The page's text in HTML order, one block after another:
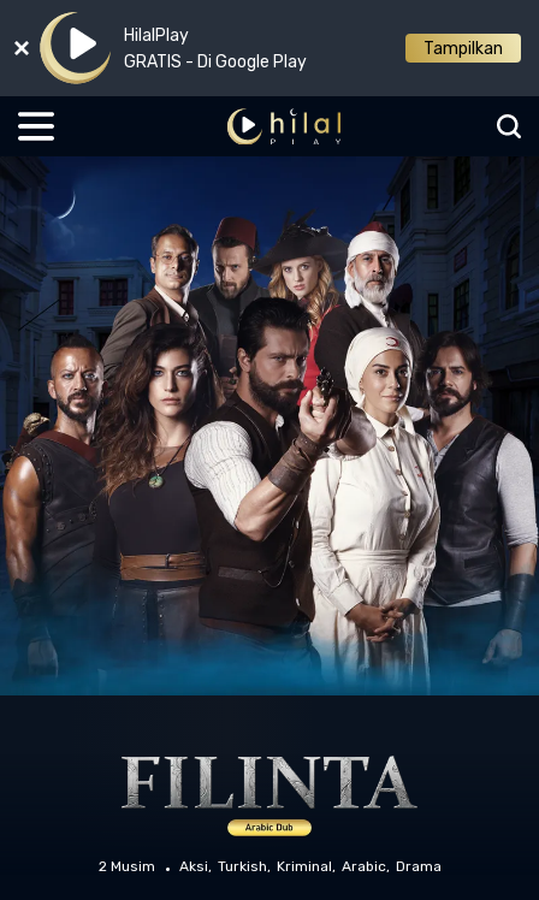
HilalPlay
GRATIS - Di Google Play
Tampilkan
2 Musim Aksi Turkish Kriminal Arabic Drama